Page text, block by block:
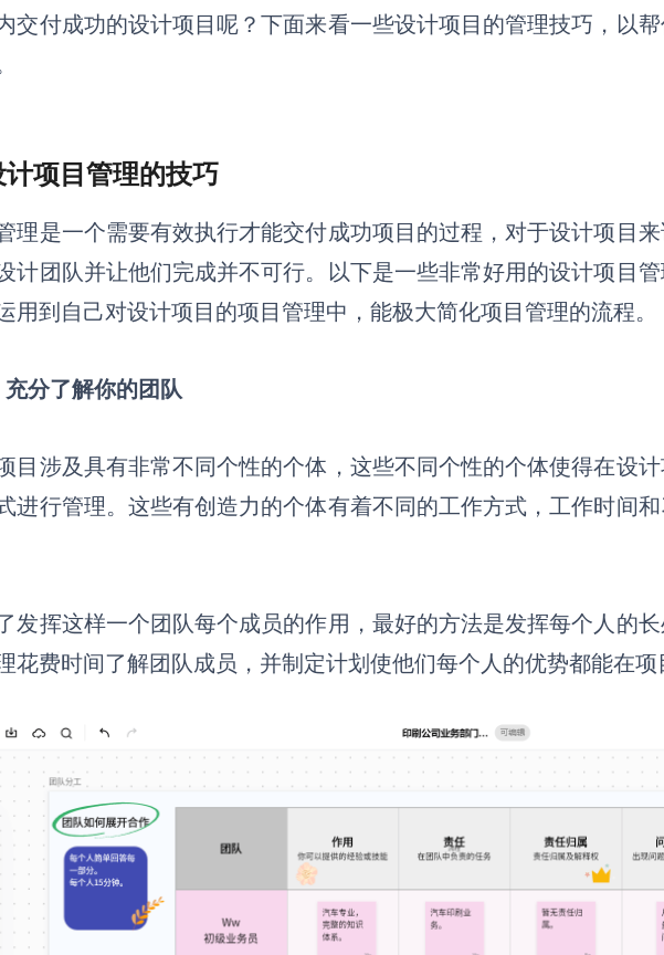
交付成功的设计项目呢？下面来看一些设计项目的管理技巧，以
项目管理的技巧
理是一个需要有效执行才能交付成功项目的过程，对于设计项目
计团队并让他们完成并不可行。以下是一些非常好用的设计项目
用到自己对设计项目的项目管理中，能极大简化项目管理的流程。
充分了解你的团队
目涉及具有非常不同个性的个体，这些不同个性的个体使得在设
进行管理。这些有创造力的个体有着不同的工作方式，工作时间
发挥这样一个团队每个成员的作用，最好的方法是发挥每个人的
花费时间了解团队成员，并制定计划使他们每个人的优势都能在项